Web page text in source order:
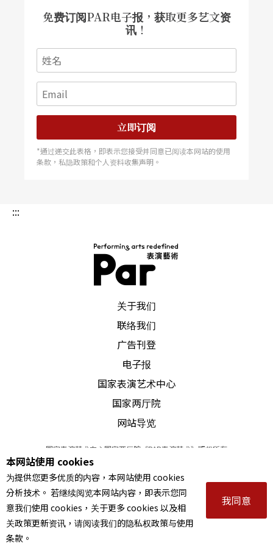
免费订阅PAR电子报，获取更多艺文资
讯！
立即订阅
*通过递交此表格，即表示您接受并同意已阅读本网站的使用
条款，私隐政策和个人资料收集声明。
:::
关于我们
联络我们
广告刊登
电子报
国家表演艺术中心
国家两厅院
网站导览
国家表演艺术中心国家两厅院《PAR表演艺术》版权所有
© 2022Performing arts redefined. All Rights Reserved
统一编号 Tax Id number 00973926
本站所提供相关演出资讯，如有异动应以主办单位公告为准。
服务条款｜隐私权声明｜著作权声明
本网站使用 cookies
为提供您更多优质的内容，本网站使用 cookies
分析技术。 若继续阅览本网站内容，即表示您同
意我们使用 cookies，关于更多 cookies 以及相
关政策更新资讯，请阅读我们的隐私权政策与使用
条款。
我同意